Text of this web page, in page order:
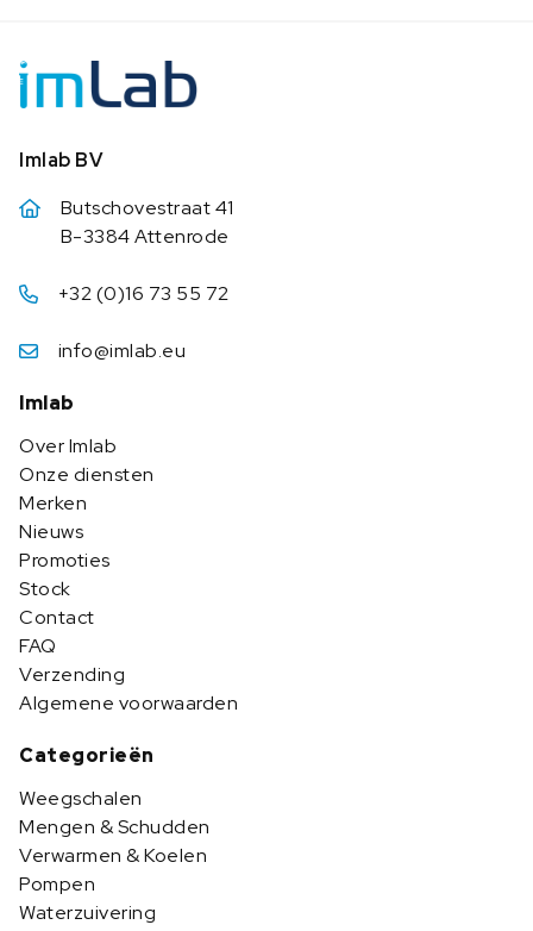
Imlab BV
Butschovestraat 41
B-3384 Attenrode
+32 (0)16 73 55 72
info@imlab.eu
Imlab
Over Imlab
Onze diensten
Merken
Nieuws
Promoties
Stock
Contact
FAQ
Verzending
Algemene voorwaarden
Categorieën
Weegschalen
Mengen & Schudden
Verwarmen & Koelen
Pompen
Waterzuivering